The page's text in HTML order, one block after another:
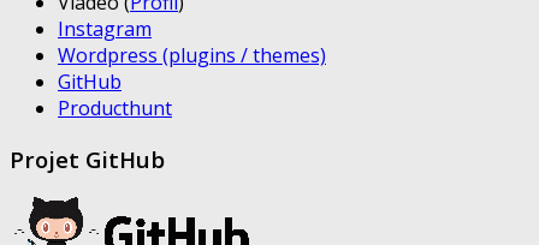
Instagram
Wordpress (plugins / themes)
GitHub
Producthunt
Projet GitHub